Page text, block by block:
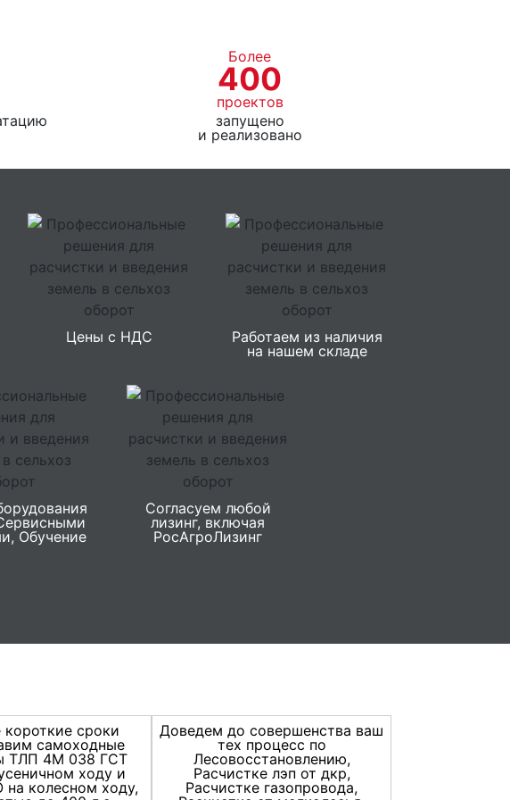
Более
400
проектов
запущено
и реализовано
Цены с НДС
Работаем из наличия
на нашем складе
Обучение
Согласуем любой
лизинг, включая
РосАгроЛизинг
сроки
самоходные
ТЛП 4М 038 ГСТ
ходу и
на колесном ходу,
Доведем до совершенства ваш
тех процесс по
Лесовосстановлению,
Расчистке лэп от дкр,
Расчистке газопровода,